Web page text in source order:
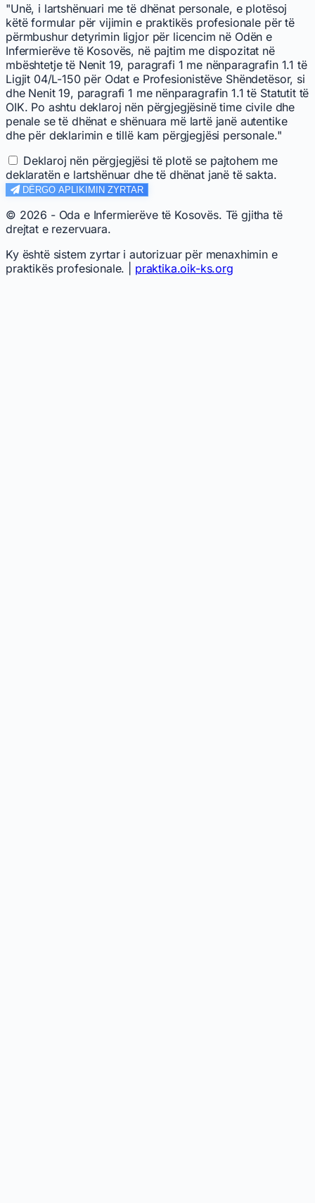
"Unë, i lartshënuari me të dhënat personale, e plotësoj
këtë formular për vijimin e praktikës profesionale për të
përmbushur detyrimin ligjor për licencim në Odën e
Infermierëve të Kosovës, në pajtim me dispozitat në
mbështetje të Nenit 19, paragrafi 1 me nënparagrafin 1.1 të
Ligjit 04/L-150 për Odat e Profesionistëve Shëndetësor, si
dhe Nenit 19, paragrafi 1 me nënparagrafin 1.1 të Statutit të
OIK. Po ashtu deklaroj nën përgjegjësinë time civile dhe
penale se të dhënat e shënuara më lartë janë autentike
dhe për deklarimin e tillë kam përgjegjësi personale."
Deklaroj nën përgjegjësi të plotë se pajtohem me
deklaratën e lartshënuar dhe të dhënat janë të sakta.
DËRGO APLIKIMIN ZYRTAR
© 2026 - Oda e Infermierëve të Kosovës. Të gjitha të
drejtat e rezervuara.
Ky është sistem zyrtar i autorizuar për menaxhimin e
praktikës profesionale. | praktika.oik-ks.org